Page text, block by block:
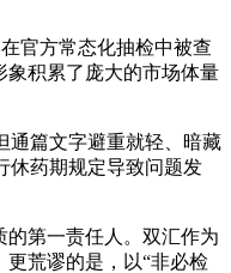
官方常态化抽检中被查
象积累了庞大的市场体量
通篇文字避重就轻、暗藏
休药期规定导致问题发
第一责任人。双汇作为
荒谬的是，以“非必检